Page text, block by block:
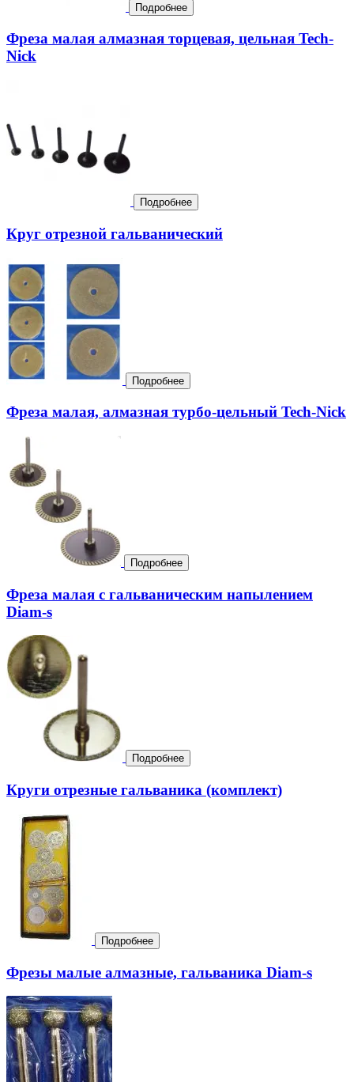
Подробнее
Фреза малая алмазная торцевая, цельная Tech-
Nick
Подробнее
Круг отрезной гальванический
Подробнее
Фреза малая, алмазная турбо-цельный Tech-Nick
Подробнее
Фреза малая с гальваническим напылением
Diam-s
Подробнее
Круги отрезные гальваника (комплект)
Подробнее
Фрезы малые алмазные, гальваника Diam-s